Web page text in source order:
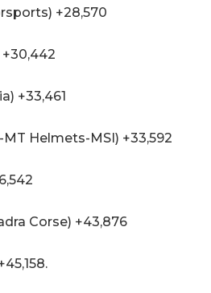
+28,570
+33,461
Helmets-MSI) +33,592
Corse) +43,876